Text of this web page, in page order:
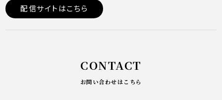
配信サイトはこちら
CONTACT
お問い合わせはこちら